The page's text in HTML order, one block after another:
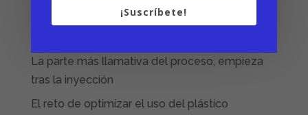
La parte más llamativa del proceso, empieza
tras la inyección
El reto de optimizar el uso del plástico
¡Suscríbete!